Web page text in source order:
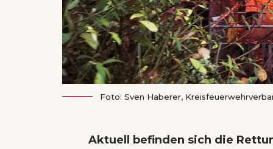
Foto: Sven Haberer,
Aktuell befinden sich die